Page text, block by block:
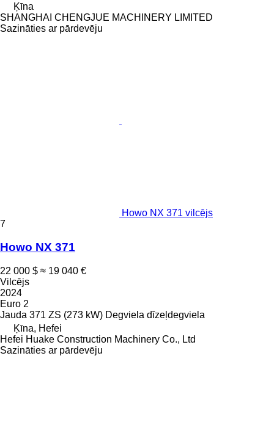
Ķīna
SHANGHAI CHENGJUE MACHINERY LIMITED
Sazināties ar pārdevēju
Howo NX 371 vilcējs
7
Howo NX 371
22 000 $ ≈ 19 040 €
Vilcējs
2024
Euro 2
Jauda 371 ZS (273 kW) Degviela dīzeļdegviela
Ķīna, Hefei
Hefei Huake Construction Machinery Co., Ltd
Sazināties ar pārdevēju